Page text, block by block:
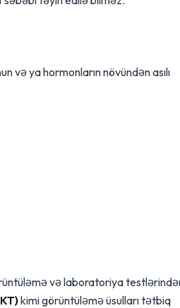
və ya hormonların növündən asılı
və laboratoriya
kimi görüntüləmə üsulları tətbiq